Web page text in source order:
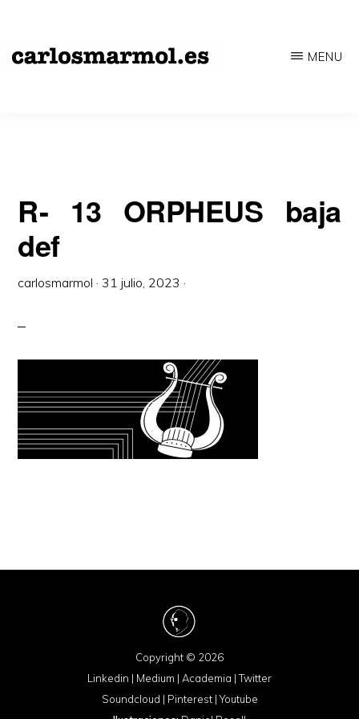
contenido
'underground'
Edición
'avant-
MENU
R- 13 ORPHEUS baja
def
carlosmarmol · 31 julio, 2023 ·
Copyright © 2026
Linkedin | Medium | Academia |Twitter
Soundcloud | Pinterest|Youtube